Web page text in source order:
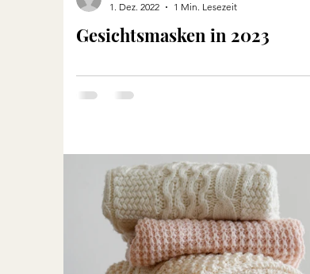
Gesichtsmasken in 2023
1. Dez. 2022
1 Min. Lesezeit